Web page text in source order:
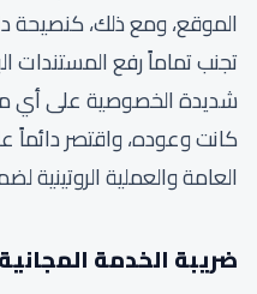
الموقع، ومع ذلك، كنصيحة
تجنب تماماً رفع المستندات
شديدة الخصوصية على أي
كانت وعوده، واقتصر دائماً
العامة والعملية الروتينية
ضريبة الخدمة المجانية